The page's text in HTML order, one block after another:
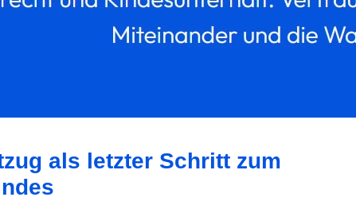
als letzter Schritt zum